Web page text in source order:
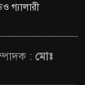
গ্যালারী
: মোঃ